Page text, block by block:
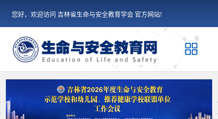
您好，欢迎访问 吉林省生命与安全教育学会 官方网站!